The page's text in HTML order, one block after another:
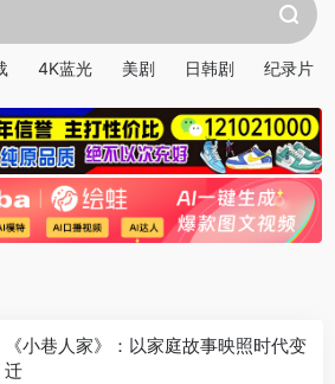
4K蓝光 美剧 日韩剧 纪录片
《小巷人家》：以家庭故事映照时代变
迁